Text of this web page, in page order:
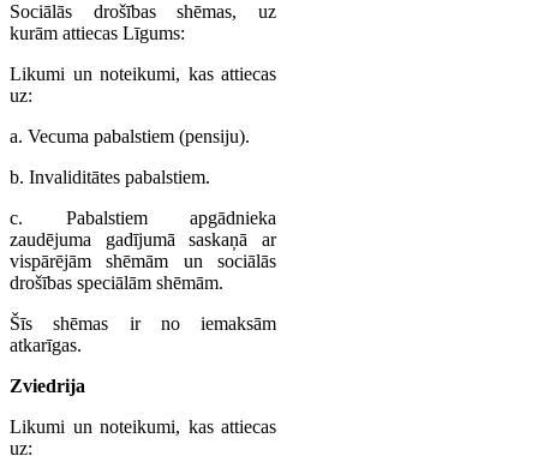
Sociālās drošības shēmas, uz
kurām attiecas Līgums:
Likumi un noteikumi, kas attiecas
uz:
a. Vecuma pabalstiem (pensiju).
b. Invaliditātes pabalstiem.
c. Pabalstiem apgādnieka
zaudējuma gadījumā saskaņā ar
vispārējām shēmām un sociālās
drošības speciālām shēmām.
Šīs shēmas ir no iemaksām
atkarīgas.
Zviedrija
Likumi un noteikumi, kas attiecas
uz: